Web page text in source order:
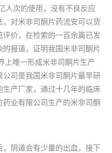
人次的使用，没有不良反应
对米非司酮片药流安可以货
价，在检索的一百余篇已发
报道，证明我国米非司酮片
上唯一形成米非司酮片生产
司是我国米非司酮片最早研
产厂家，通过十几年的临床
业有限公司生产的米非司酮
阴道会有少量的出血，接下